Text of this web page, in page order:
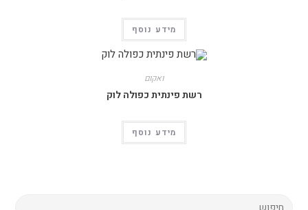
מידע נוסף
ואקום
רשת פינתית כפולה לוק
מידע נוסף